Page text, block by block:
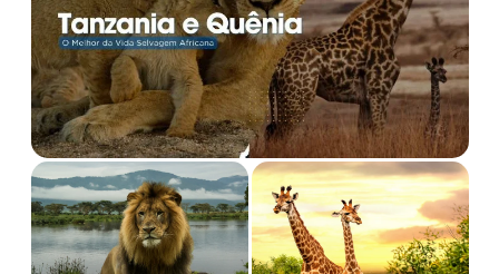
Avaliações
US$10.000,00
the
images
gallery